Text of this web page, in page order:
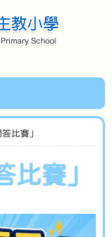
比賽」
比賽」